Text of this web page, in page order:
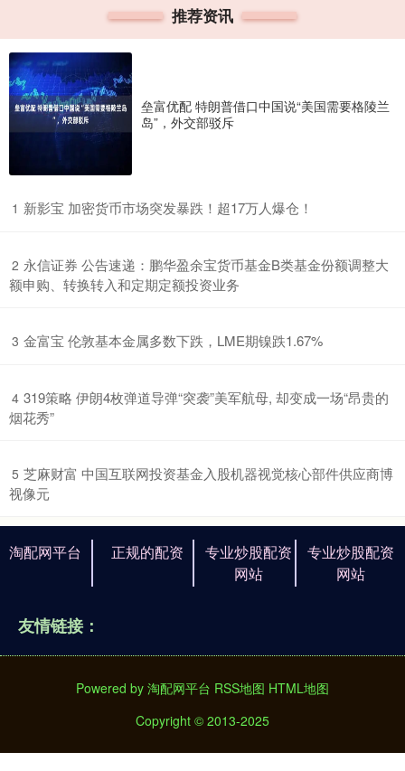
推荐资讯
垒富优配 特朗普借口中国说“美国需要格陵兰
岛”，外交部驳斥
1 ​新影宝 加密货币市场突发暴跌！超17万人爆仓！
2 ​永信证券 公告速递：鹏华盈余宝货币基金B类基金份额调整大
额申购、转换转入和定期定额投资业务
3 ​金富宝 伦敦基本金属多数下跌，LME期镍跌1.67%
4 ​319策略 伊朗4枚弹道导弹“突袭”美军航母, 却变成一场“昂贵的
烟花秀”
5 ​芝麻财富 中国互联网投资基金入股机器视觉核心部件供应商博
视像元
淘配网平台 正规的配资
专业炒股配资
网站
专业炒股配资
网站
友情链接：
Powered by 淘配网平台 RSS地图 HTML地图
Copyright © 2013-2025